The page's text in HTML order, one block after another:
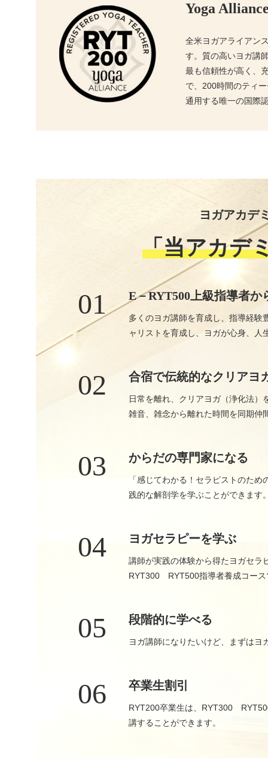
Yoga
全米ヨガアライアン
す。質の高いヨガ講
最も信頼性が高く、
で、200時間のティ
通用する唯一の国際
ヨガアカデ
「当アカデ
01 E－RYT500上級指導者か
多くのヨガ講師を育成し、指導経験
ャリストを育成し、ヨガが心身、人
02 合宿で伝統的なクリアヨ
日常を離れ、クリアヨガ（浄化法）
雑音、雑念から離れた時間を同期仲
03 からだの専門家になる
「感じてわかる！セラピストのた
践的な解剖学を学ぶことができます
04 ヨガセラピーを学ぶ
講師が実践の体験から得たヨガセラ
RYT300 RYT500指導者養成コース
05 段階的に学べる
ヨガ講師になりたいけど、まずは
06 卒業生割引
RYT200卒業生は、RYT300
講することができます。